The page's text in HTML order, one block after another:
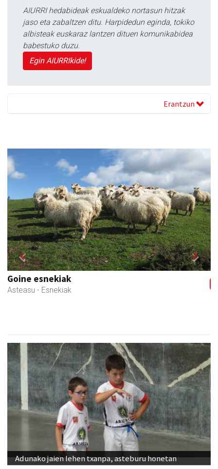
AIURRI hedabideak eskualdeko nortasun hitzak
jaso eta zabaltzen ditu. Harpidedun eginda, tokiko
albisteak euskaraz lantzen dituen komunikabidea
babestuko duzu.
Egin AIURRIkide!
Erantzun
RN mekanizatuak
Asteasu - Mekanizatuak
Previous Next
Adunako jaien lehen txanpa, asteburu honetan